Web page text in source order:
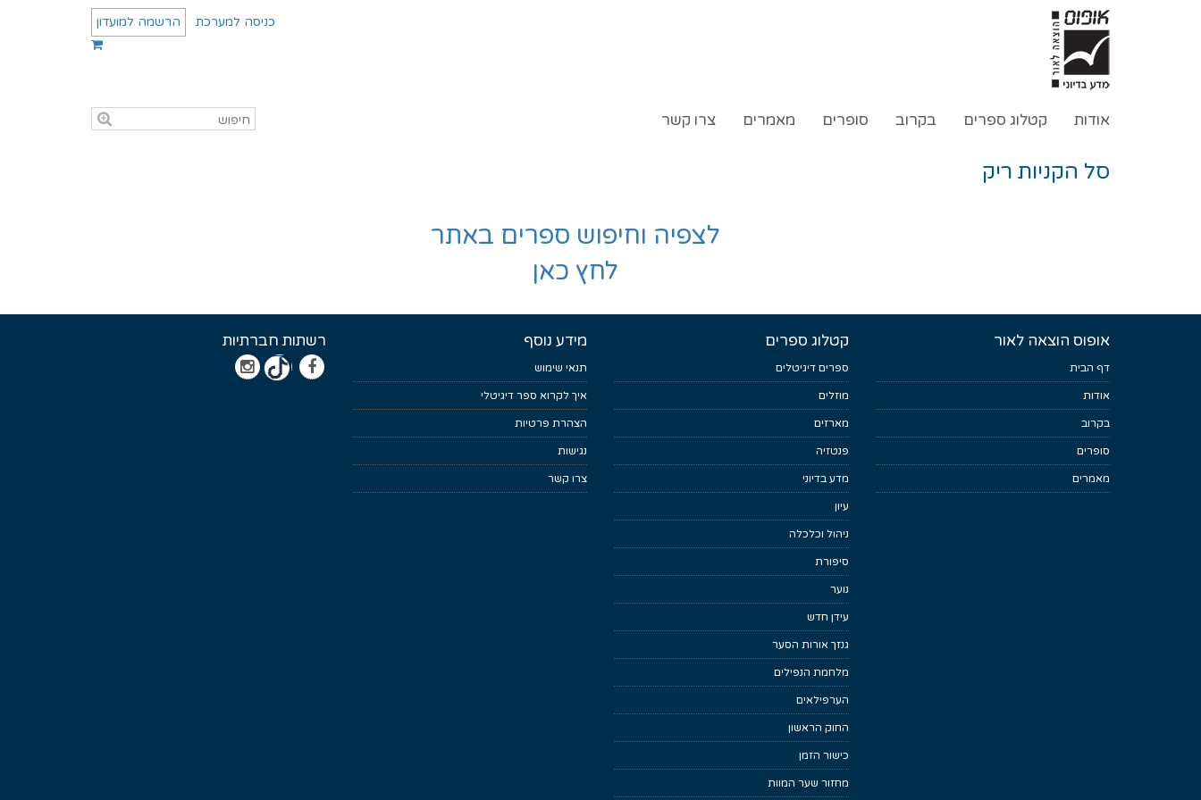
כניסה למערכת הרשמה למועדון
אודות קטלוג ספרים בקרוב סופרים מאמרים צרו קשר
סל הקניות ריק
לצפיה וחיפוש ספרים באתר
לחץ כאן
אופוס הוצאה לאור
דף הבית
אודות
בקרוב
סופרים
מאמרים
קטלוג ספרים
ספרים דיגיטלים
מוזלים
מארזים
פנטזיה
מדע בדיוני
עיון
ניהול וכלכלה
סיפורת
נוער
עידן חדש
גנזך אורות הסער
מלחמת הנפילים
הערפילאים
החוק הראשון
כישור הזמן
מחזור שער המוות
מידע נוסף
תנאי שימוש
איך לקרוא ספר דיגיטלי
הצהרת פרטיות
נגישות
צרו קשר
רשתות חברתיות